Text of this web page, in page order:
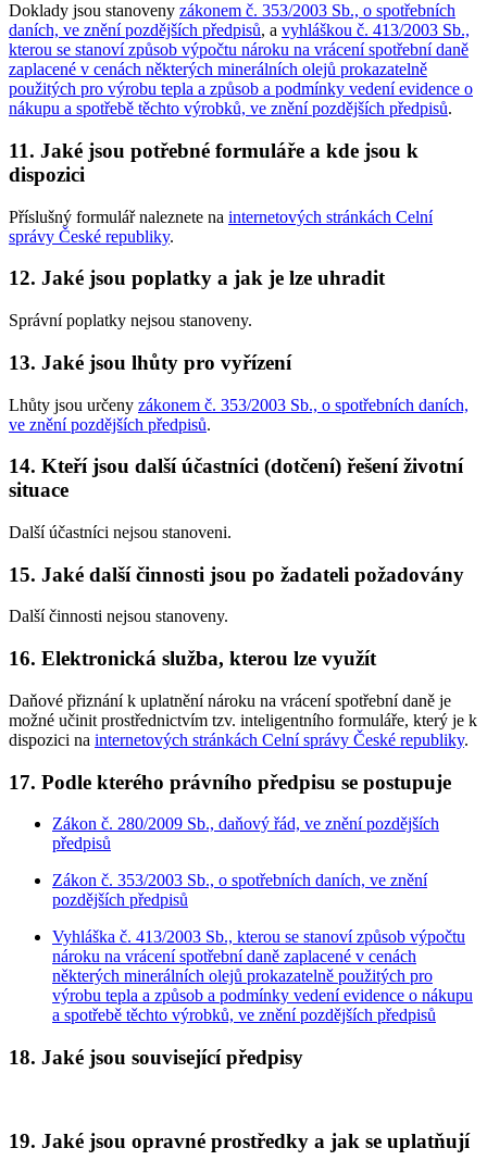
Doklady jsou stanoveny zákonem č. 353/2003 Sb., o spotřebních
daních, ve znění pozdějších předpisů, a vyhláškou č. 413/2003 Sb.,
kterou se stanoví způsob výpočtu nároku na vrácení spotřební daně
zaplacené v cenách některých minerálních olejů prokazatelně
použitých pro výrobu tepla a způsob a podmínky vedení evidence o
nákupu a spotřebě těchto výrobků, ve znění pozdějších předpisů.
11. Jaké jsou potřebné formuláře a kde jsou k
dispozici
Příslušný formulář naleznete na internetových stránkách Celní
správy České republiky.
12. Jaké jsou poplatky a jak je lze uhradit
Správní poplatky nejsou stanoveny.
13. Jaké jsou lhůty pro vyřízení
Lhůty jsou určeny zákonem č. 353/2003 Sb., o spotřebních daních,
ve znění pozdějších předpisů.
14. Kteří jsou další účastníci (dotčení) řešení životní
situace
Další účastníci nejsou stanoveni.
15. Jaké další činnosti jsou po žadateli požadovány
Další činnosti nejsou stanoveny.
16. Elektronická služba, kterou lze využít
Daňové přiznání k uplatnění nároku na vrácení spotřební daně je
možné učinit prostřednictvím tzv. inteligentního formuláře, který je k
dispozici na internetových stránkách Celní správy České republiky.
17. Podle kterého právního předpisu se postupuje
Zákon č. 280/2009 Sb., daňový řád, ve znění pozdějších
předpisů
Zákon č. 353/2003 Sb., o spotřebních daních, ve znění
pozdějších předpisů
Vyhláška č. 413/2003 Sb., kterou se stanoví způsob výpočtu
nároku na vrácení spotřební daně zaplacené v cenách
některých minerálních olejů prokazatelně použitých pro
výrobu tepla a způsob a podmínky vedení evidence o nákupu
a spotřebě těchto výrobků, ve znění pozdějších předpisů
18. Jaké jsou související předpisy
19. Jaké jsou opravné prostředky a jak se uplatňují